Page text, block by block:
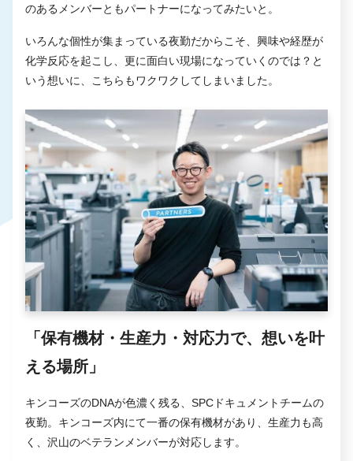
のあるメンバーともパートナーになってみたいと。
いろんな個性が集まっている夜勤だからこそ、興味や経歴が
化学反応を起こし、更に面白い現場になっていくのでは？と
いう想いに、こちらもワクワクしてしまいました。
「保有機材・生産力・対応力で、想いを叶
える場所」
キンコーズのDNAが色濃く残る、SPCドキュメントチームの
夜勤。キンコーズ内にて一番の保有機材があり、生産力も高
く、沢山のベテランメンバーが対応します。